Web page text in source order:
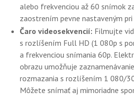
alebo frekvenciou až 60 snímok
zaostrením pevne nastaveným
Čaro videosekvencií: Filmujte
s rozlíšením Full HD (1 080p s
a frekvenciou snímania 60p.
obrazu umožňuje
rozmazania s rozlíšením 1 080/
Môžete snímať aj mimoriadne